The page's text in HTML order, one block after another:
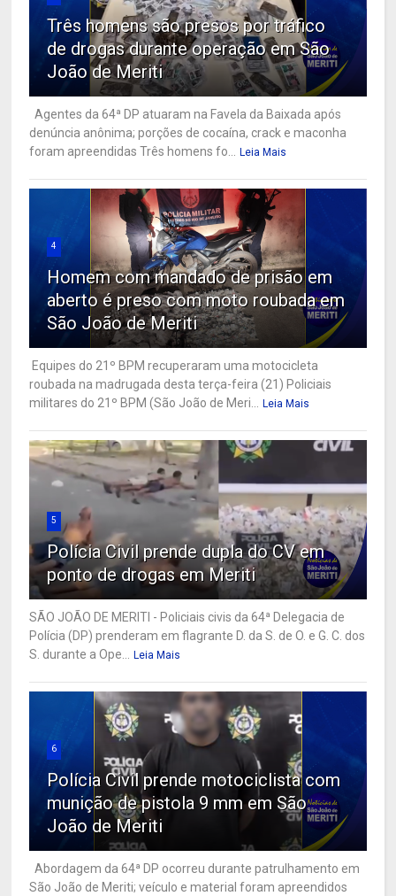
Três homens são presos por tráfico
de drogas durante operação em São
João de Meriti
Agentes da 64ª DP atuaram na Favela da Baixada após
denúncia anônima; porções de cocaína, crack e maconha
foram apreendidas Três homens fo... Leia Mais
4
Homem com mandado de prisão em
aberto é preso com moto roubada em
São João de Meriti
Equipes do 21º BPM recuperaram uma motocicleta
roubada na madrugada desta terça-feira (21) Policiais
militares do 21º BPM (São João de Meri... Leia Mais
5
Polícia Civil prende dupla do CV em
ponto de drogas em Meriti
SÃO JOÃO DE MERITI - Policiais civis da 64ª Delegacia de
Polícia (DP) prenderam em flagrante D. da S. de O. e G. C. dos
S. durante a Ope... Leia Mais
6
Polícia Civil prende motociclista com
munição de pistola 9 mm em São
João de Meriti
Abordagem da 64ª DP ocorreu durante patrulhamento em
São João de Meriti; veículo e material foram apreendidos